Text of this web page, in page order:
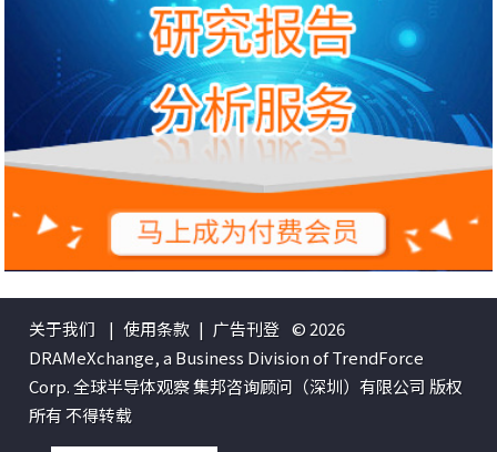
关于我们 | 使用条款 | 广告刊登 © 2026
DRAMeXchange, a Business Division of TrendForce
Corp. 全球半导体观察 集邦咨询顾问（深圳）有限公司 版权
所有 不得转载